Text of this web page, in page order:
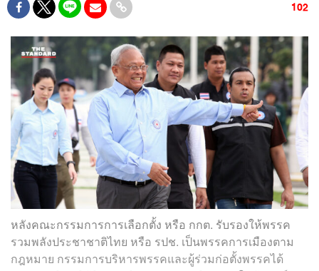
102
หลังคณะกรรมการการเลือกตั้ง หรือ กกต. รับรองให้พรรค
รวมพลังประชาชาติไทย หรือ รปช. เป็นพรรคการเมืองตาม
กฎหมาย กรรมการบริหารพรรคและผู้ร่วมก่อตั้งพรรคได้